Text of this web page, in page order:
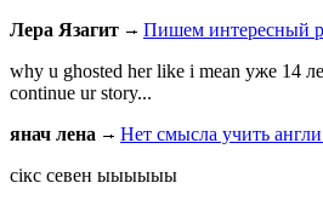
Лера Язагит
Пишем интересный
why u ghosted her like i mean уже 14
continue ur story...
янач лена
Нет смысла учить
сiкс севен ыыыыыы